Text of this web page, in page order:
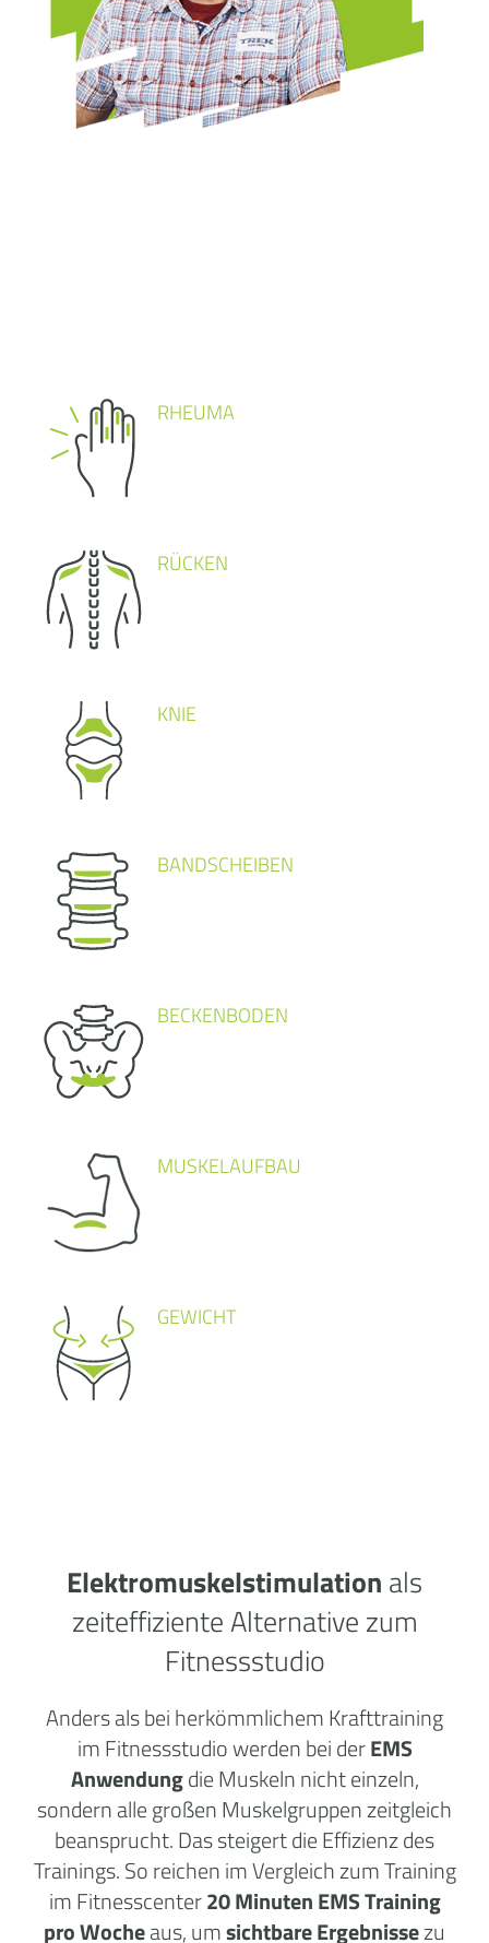
RHEUMA
RÜCKEN
KNIE
BANDSCHEIBEN
BECKENBODEN
MUSKELAUFBAU
GEWICHT
Elektromuskelstimulation als
zeiteffiziente Alternative zum
Fitnessstudio
Anders als bei herkömmlichem Krafttraining
im Fitnessstudio werden bei derEMS
Anwendungdie Muskeln nicht einzeln,
sondern alle großen Muskelgruppen zeitgleich
beansprucht. Das steigert die Effizienz des
Trainings. So reichen im Vergleich zum Training
im Fitnesscenter20 Minuten EMS Training
pro Wocheaus, umsichtbare Ergebnissezu